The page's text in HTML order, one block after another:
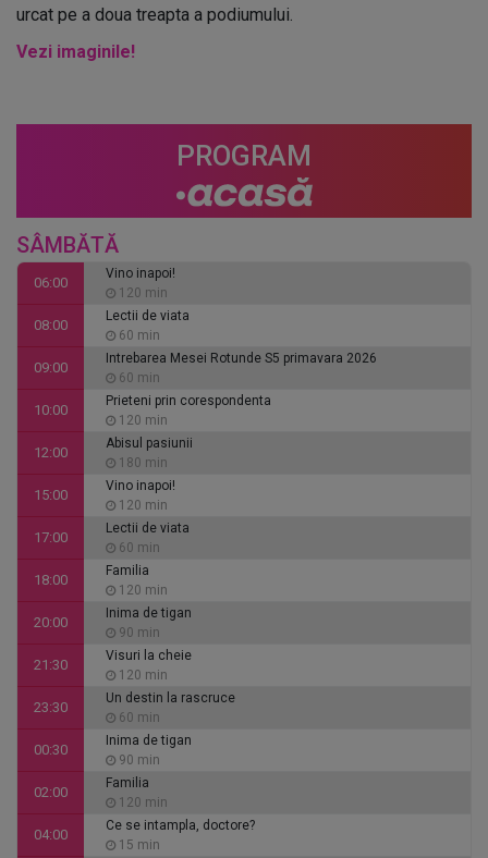
urcat pe a doua treapta a podiumului.
Vezi imaginile!
PROGRAM
SÂMBĂTĂ
06:00
Vino inapoi!
120 min
08:00
Lectii de viata
60 min
09:00
Intrebarea Mesei Rotunde S5 primavara 2026
60 min
10:00
Prieteni prin corespondenta
120 min
12:00
Abisul pasiunii
180 min
15:00
Vino inapoi!
120 min
17:00
Lectii de viata
60 min
18:00
Familia
120 min
20:00
Inima de tigan
90 min
21:30
Visuri la cheie
120 min
23:30
Un destin la rascruce
60 min
00:30
Inima de tigan
90 min
02:00
Familia
120 min
04:00
Ce se intampla, doctore?
15 min